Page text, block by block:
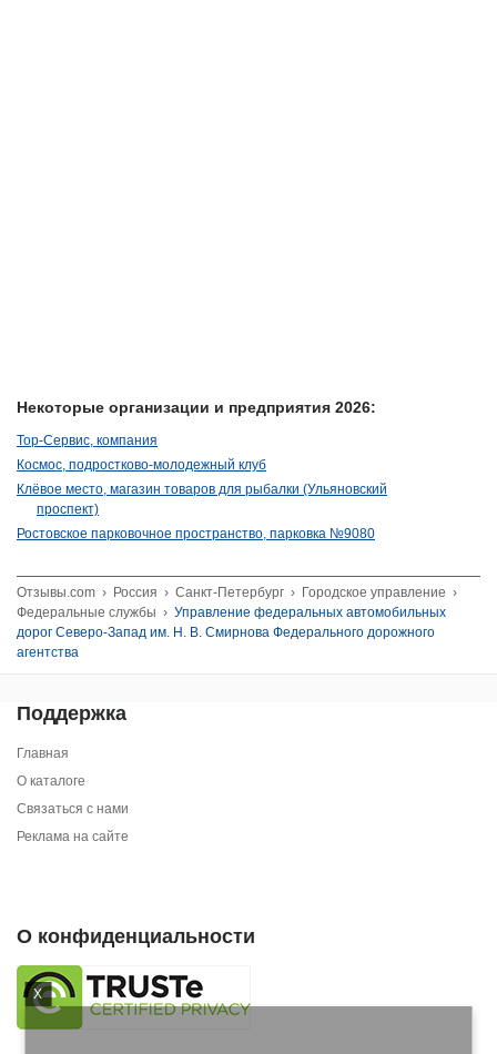
X
Некоторые организации и предприятия 2026:
Тор-Сервис, компания
Космос, подростково-молодежный клуб
Клёвое место, магазин товаров для рыбалки (Ульяновский
проспект)
Ростовское парковочное пространство, парковка №9080
Отзывы.com › Россия › Санкт-Петербург › Городское управление ›
Федеральные службы › Управление федеральных автомобильных
дорог Северо-Запад им. Н. В. Смирнова Федерального дорожного
агентства
Поддержка
Главная
О каталоге
Связаться с нами
Реклама на сайте
О конфиденциальности